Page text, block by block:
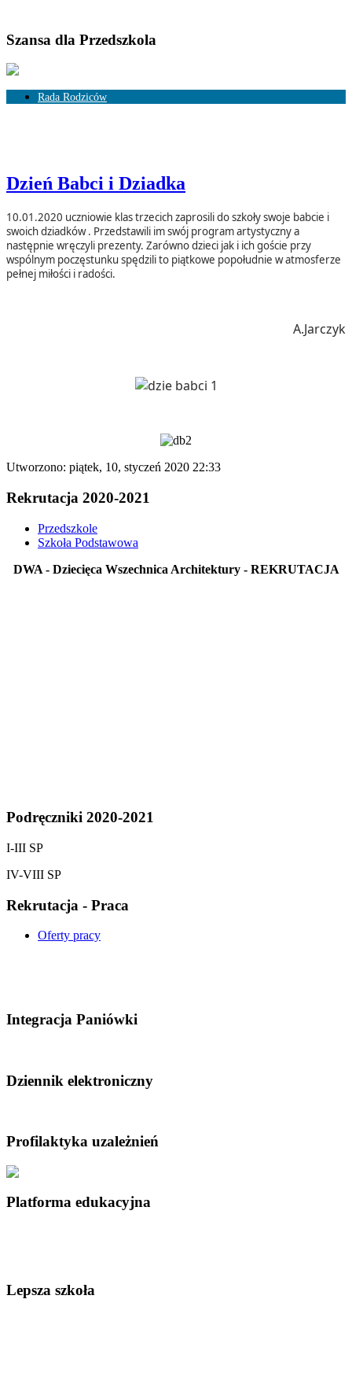
Szansa dla Przedszkola
Rada Rodziców
Dzień Babci i Dziadka
10.01.2020 uczniowie klas trzecich zaprosili do szkoły swoje babcie i
swoich dziadków . Przedstawili im swój program artystyczny a
następnie wręczyli prezenty. Zarówno dzieci jak i ich goście przy
wspólnym poczęstunku spędzili to piątkowe popołudnie w atmosferze
pełnej miłości i radości.
A.Jarczyk
Utworzono: piątek, 10, styczeń 2020 22:33
Rekrutacja 2020-2021
Przedszkole
Szkoła Podstawowa
DWA - Dziecięca Wszechnica Architektury - REKRUTACJA
Podręczniki 2020-2021
I-III SP
IV-VIII SP
Rekrutacja - Praca
Oferty pracy
Integracja Paniówki
Dziennik elektroniczny
Profilaktyka uzależnień
Platforma edukacyjna
Lepsza szkoła